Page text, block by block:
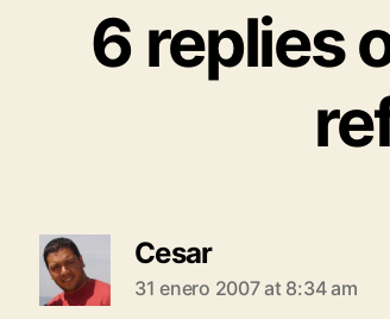
6 replies
Cesarsays:
31 enero 2007 at 8:34 am